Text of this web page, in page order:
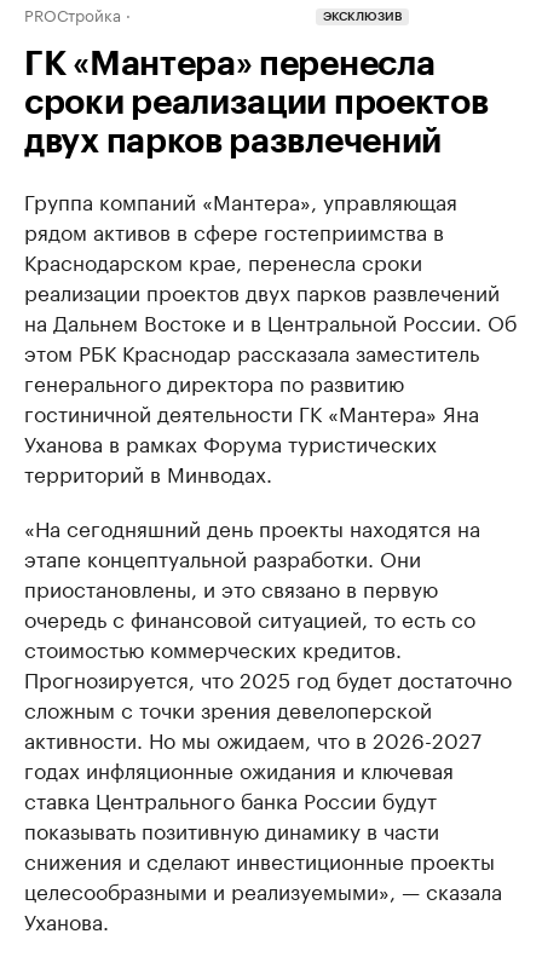
PROСтройка ЭКСКЛЮЗИВ
ГК «Мантера» перенесла
сроки реализации проектов
двух парков развлечений
Группа компаний «Мантера», управляющая
рядом активов в сфере гостеприимства в
Краснодарском крае, перенесла сроки
реализации проектов двух парков развлечений
на Дальнем Востоке и в Центральной России. Об
этом РБК Краснодар рассказала заместитель
генерального директора по развитию
гостиничной деятельности ГК «Мантера» Яна
Уханова в рамках Форума туристических
территорий в Минводах.
«На сегодняшний день проекты находятся на
этапе концептуальной разработки. Они
приостановлены, и это связано в первую
очередь с финансовой ситуацией, то есть со
стоимостью коммерческих кредитов.
Прогнозируется, что 2025 год будет достаточно
сложным с точки зрения девелоперской
активности. Но мы ожидаем, что в 2026-2027
годах инфляционные ожидания и ключевая
ставка Центрального банка России будут
показывать позитивную динамику в части
снижения и сделают инвестиционные проекты
целесообразными и реализуемыми», — сказала
Уханова.